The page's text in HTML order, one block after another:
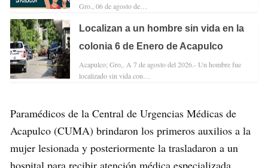
Gro., 06 de agosto de…
Localizan a un hombre sin vida en la
colonia 6 de Enero de Acapulco
Acapulco; Gro,. A 7 de agosto del 2026.- Un hombre fue
localizado sin vida con…
Paramédicos de la Central de Urgencias Médicas de
Acapulco (CUMA) brindaron los primeros auxilios a la
mujer lesionada y posteriormente la trasladaron a un
hospital para recibir atención médica especializada.